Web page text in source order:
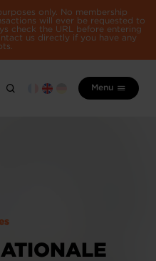
only. No membership
will ever be requested to
check the URL before entering
us directly if you have any
Menu